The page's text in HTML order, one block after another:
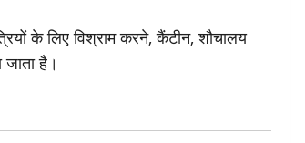
के लिए विश्राम करने, कैंटीन, शौचालय
जाता है।